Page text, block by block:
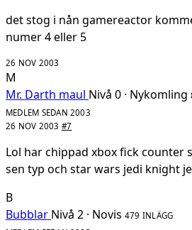
det stog i nån gamereactor
numer 4 eller 5
26 NOV 2003
M
Mr. Darth maul Nivå 0 · Nykomling
MEDLEM SEDAN 2003
26 NOV 2003 #7
Lol har chippad xbox fick counter
sen typ och star wars jedi knight
B
Bubblar Nivå 2 · Novis 479 INLÄGG